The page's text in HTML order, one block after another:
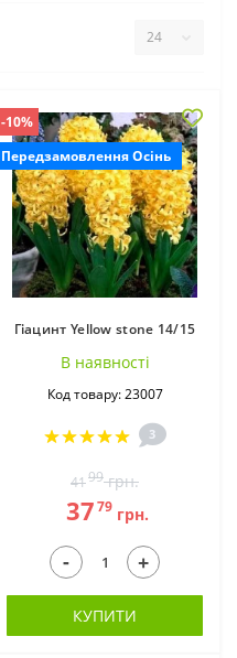
Алліум (50)
Анемона (16)
Бабіана (2)
-10%
Передзамовлення Осінь
Гіацинт Yellow stone 14/15
В наявностi
Код товару: 23007
3
4199грн.
3779 грн.
- +
КУПИТИ